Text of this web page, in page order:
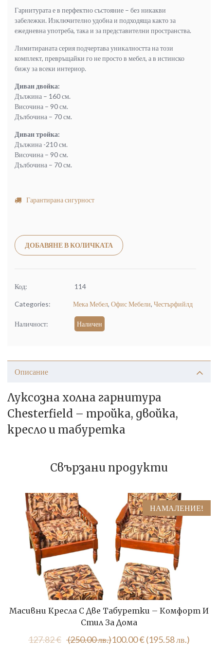
Гарнитурата е в перфектно състояние – без никакви
забележки. Изключително удобна и подходяща както за
ежедневна употреба, така и за представителни пространства.
Лимитираната серия подчертава уникалността на този
комплект, превръщайки го не просто в мебел, а в истинско
бижу за всеки интериор.
Диван двойка:
Дължина – 160 см.
Височина – 90 см.
Дълбочина – 70 см.
Диван тройка:
Дължина -210 см.
Височина – 90 см.
Дълбочина – 70 см.
Гарантирана сигурност
ДОБАВЯНЕ В КОЛИЧКАТА
Код: 114
Categories: Мека Мебел, Офис Мебели, Честърфийлд
Наличност: Наличен
Описание
Луксозна холна гарнитура
Chesterfield – тройка, двойка,
кресло и табуретка
Свързани продукти
НАМАЛЕНИЕ!
Масивни Кресла С Две Табуретки – Комфорт И
Стил За Дома
127.82€ (250.00 лв.)Original
100.00€(195.58 лв.)
Текущата